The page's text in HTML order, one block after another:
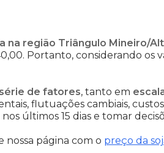
na região Triângulo Mineiro/
Portanto, considerando os
série de fatores, tanto em
flutuações cambiais,
nos últimos 15 dias e tomar
nossa página com o preço da